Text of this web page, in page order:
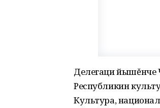
Делегаци йышĕнче
Республикин
Культура,